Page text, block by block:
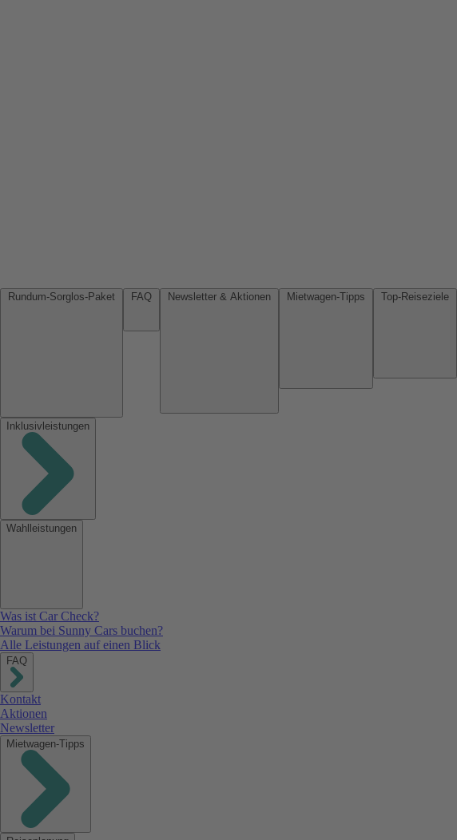
Inklusivleistungen
Wahlleistungen
Was ist Car Check?
Warum bei Sunny Cars buchen?
Alle Leistungen auf einen Blick
FAQ
Kontakt
Aktionen
Newsletter
Mietwagen-Tipps